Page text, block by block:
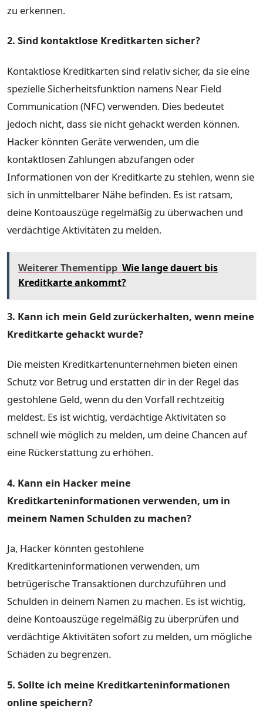
zu erkennen.
2. Sind kontaktlose Kreditkarten sicher?
Kontaktlose Kreditkarten sind relativ sicher, da sie eine
spezielle Sicherheitsfunktion namens Near Field
Communication (NFC) verwenden. Dies bedeutet
jedoch nicht, dass sie nicht gehackt werden können.
Hacker könnten Geräte verwenden, um die
kontaktlosen Zahlungen abzufangen oder
Informationen von der Kreditkarte zu stehlen, wenn sie
sich in unmittelbarer Nähe befinden. Es ist ratsam,
deine Kontoauszüge regelmäßig zu überwachen und
verdächtige Aktivitäten zu melden.
Weiterer Thementipp Wie lange dauert bis
Kreditkarte ankommt?
3. Kann ich mein Geld zurückerhalten, wenn meine
Kreditkarte gehackt wurde?
Die meisten Kreditkartenunternehmen bieten einen
Schutz vor Betrug und erstatten dir in der Regel das
gestohlene Geld, wenn du den Vorfall rechtzeitig
meldest. Es ist wichtig, verdächtige Aktivitäten so
schnell wie möglich zu melden, um deine Chancen auf
eine Rückerstattung zu erhöhen.
4. Kann ein Hacker meine
Kreditkarteninformationen verwenden, um in
meinem Namen Schulden zu machen?
Ja, Hacker könnten gestohlene
Kreditkarteninformationen verwenden, um
betrügerische Transaktionen durchzuführen und
Schulden in deinem Namen zu machen. Es ist wichtig,
deine Kontoauszüge regelmäßig zu überprüfen und
verdächtige Aktivitäten sofort zu melden, um mögliche
Schäden zu begrenzen.
5. Sollte ich meine Kreditkarteninformationen
online speichern?